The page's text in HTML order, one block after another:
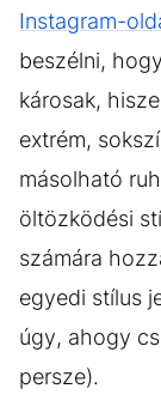
Instagram-
beszélni,
károsak,
extrém,
másolható
öltözködési
számára
egyedi stílus
úgy, ahogy
persze).